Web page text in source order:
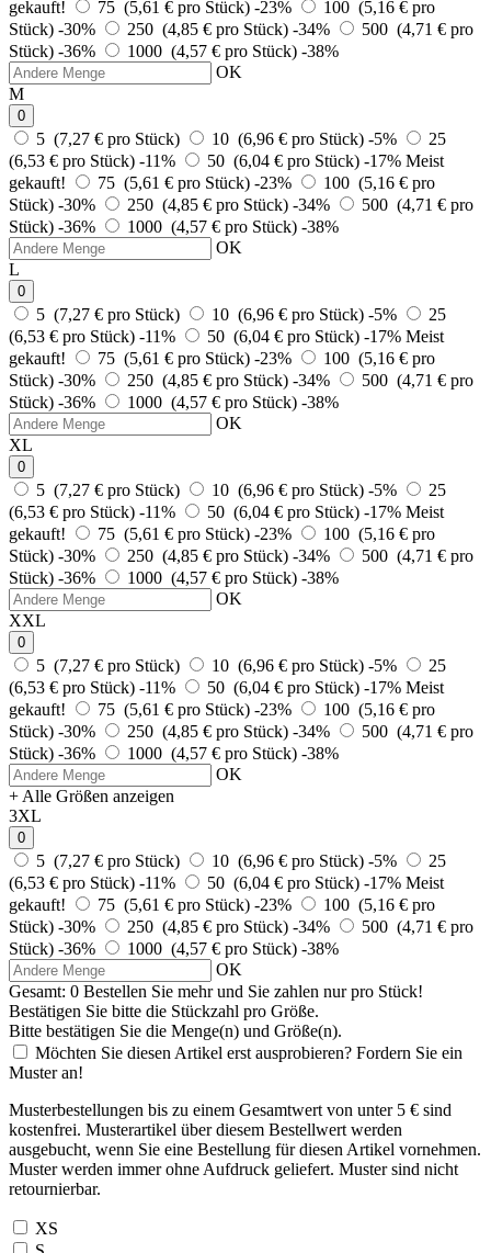
gekauft! 75 (5,61 € pro Stück) -23%
100 (5,16 € pro
Stück) -30% 250 (4,85 € pro Stück) -34%
500 (4,71 € pro
Stück) -36% 1000 (4,57 € pro Stück) -38%
OK
M
0
5 (7,27 € pro Stück) 10 (6,96 € pro Stück) -5%
25
(6,53 € pro Stück) -11% 50 (6,04 € pro Stück) -17% Meist
gekauft!
75 (5,61 € pro Stück) -23%
100 (5,16 € pro
Stück) -30% 250 (4,85 € pro Stück) -34%
500 (4,71 € pro
Stück) -36% 1000 (4,57 € pro Stück) -38%
OK
L
0
5 (7,27 € pro Stück) 10 (6,96 € pro Stück) -5%
25
(6,53 € pro Stück) -11% 50 (6,04 € pro Stück) -17% Meist
gekauft!
75 (5,61 € pro Stück) -23%
100 (5,16 € pro
Stück) -30% 250 (4,85 € pro Stück) -34%
500 (4,71 € pro
Stück) -36% 1000 (4,57 € pro Stück) -38%
OK
XL
0
5 (7,27 € pro Stück) 10 (6,96 € pro Stück) -5%
25
(6,53 € pro Stück) -11% 50 (6,04 € pro Stück) -17% Meist
gekauft!
75 (5,61 € pro Stück) -23%
100 (5,16 € pro
Stück) -30% 250 (4,85 € pro Stück) -34%
500 (4,71 € pro
Stück) -36% 1000 (4,57 € pro Stück) -38%
OK
XXL
0
5 (7,27 € pro Stück) 10 (6,96 € pro Stück) -5%
25
(6,53 € pro Stück) -11% 50 (6,04 € pro Stück) -17% Meist
gekauft!
75 (5,61 € pro Stück) -23%
100 (5,16 € pro
Stück) -30% 250 (4,85 € pro Stück) -34%
500 (4,71 € pro
Stück) -36% 1000 (4,57 € pro Stück) -38%
OK
+ Alle Größen anzeigen
3XL
0
5 (7,27 € pro Stück) 10 (6,96 € pro Stück) -5%
25
(6,53 € pro Stück) -11% 50 (6,04 € pro Stück) -17% Meist
gekauft!
75 (5,61 € pro Stück) -23%
100 (5,16 € pro
Stück) -30% 250 (4,85 € pro Stück) -34%
500 (4,71 € pro
Stück) -36% 1000 (4,57 € pro Stück) -38%
OK
Gesamt: 0 Bestellen Sie mehr und Sie zahlen nurpro Stück!
Bestätigen Sie bitte die Stückzahl pro Größe.
Bitte bestätigen Sie die Menge(n) und Größe(n).
Möchten Sie diesen Artikel erst ausprobieren? Fordern Sie ein
Muster an!
Musterbestellungen bis zu einem Gesamtwert von unter 5 € sind
kostenfrei. Musterartikel über diesem Bestellwert werden
ausgebucht, wenn Sie eine Bestellung für diesen Artikel vornehmen.
Muster werden immer ohne Aufdruck geliefert. Muster sind nicht
retournierbar.
XS